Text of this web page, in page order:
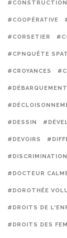
#CONSTRUCTION
#COOPÉRATIVE
#CORSETIER
#CPNQUÊTE
#CROYANCES
#DÉBARQUEMENT
#DESSIN
#DEVOIRS
#DISCRIMINATION
#DOCTEUR
#DOROTHÉE
#DROITS DE
#DROITS DES